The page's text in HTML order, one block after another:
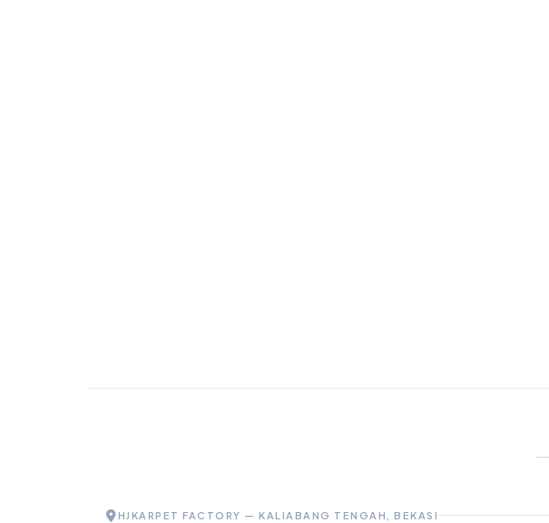
HJKARPET FACTORY — KALIABANG TENGAH, BEKASI